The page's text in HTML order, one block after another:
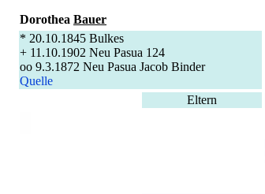
Dorothea Bauer
* 20.10.1845 Bulkes
+ 11.10.1902 Neu Pasua 124
oo 9.3.1872 Neu Pasua Jacob Binder
Quelle
Eltern